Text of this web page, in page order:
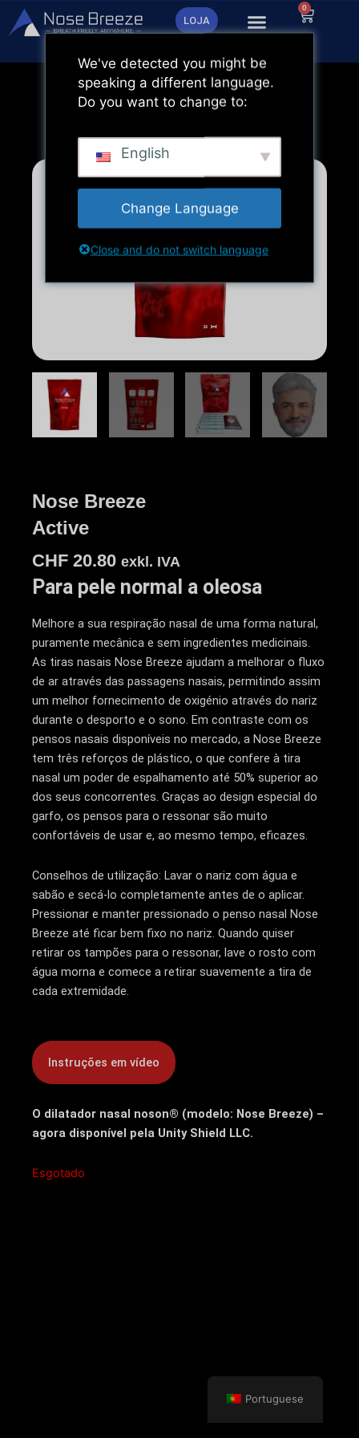
Saltar
para
conteúdo
LOJA
0
Nose Breeze
Active
CHF 20.80 exkl. IVA
Para pele normal a oleosa
Melhore a sua respiração nasal de uma forma natural,
puramente mecânica e sem ingredientes medicinais.
As tiras nasais Nose Breeze ajudam a melhorar o fluxo
de ar através das passagens nasais, permitindo assim
um melhor fornecimento de oxigénio através do nariz
durante o desporto e o sono. Em contraste com os
pensos nasais disponíveis no mercado, a Nose Breeze
tem três reforços de plástico, o que confere à tira
nasal um poder de espalhamento até 50% superior ao
dos seus concorrentes. Graças ao design especial do
garfo, os pensos para o ressonar são muito
confortáveis de usar e, ao mesmo tempo, eficazes.
Conselhos de utilização: Lavar o nariz com água e
sabão e secá-lo completamente antes de o aplicar.
Pressionar e manter pressionado o penso nasal Nose
Breeze até ficar bem fixo no nariz. Quando quiser
retirar os tampões para o ressonar, lave o rosto com
água morna e comece a retirar suavemente a tira de
cada extremidade.
O dilatador nasal noson® (modelo: Nose Breeze) –
agora disponível pela Unity Shield LLC.
Esgotado
Portuguese
We've detected you might be
speaking a different language.
Do you want to change to:
English
Change Language
Close and do not switch language